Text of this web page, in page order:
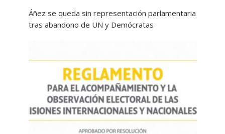
Áñez se queda sin representación parlamentaria
tras abandono de UN y Demócratas